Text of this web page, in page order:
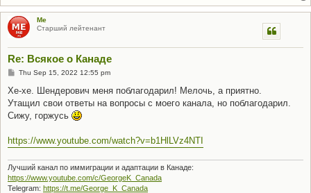
Me
Старший лейтенант
Re: Всякое о Канаде
P
s
Thu Sep 15, 2022 12:55 pm
Хе-хе. Шендерович меня поблагодарил! Мелочь, а приятно.
Утащил свои ответы на вопросы с моего канала, но поблагодарил.
Сижу, горжусь
https://www.youtube.com/watch?v=b1HlLVz4NTI
Лучший канал по иммиграции и адаптации в Канаде:
https://www.youtube.com/c/GeorgeK_Canada
Telegram: https://t.me/George_K_Canada